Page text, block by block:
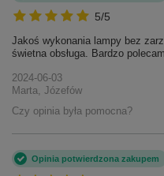
5/5
Jakoś wykonania lampy bez
świetna obsługa. Bardzo
2024-06-03
Marta, Józefów
Czy opinia była pomocna?
Opinia potwierdzona zakupem